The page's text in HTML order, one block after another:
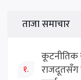
ताजा समाचार
१.
कूटनीतिक
राजदूतसँग